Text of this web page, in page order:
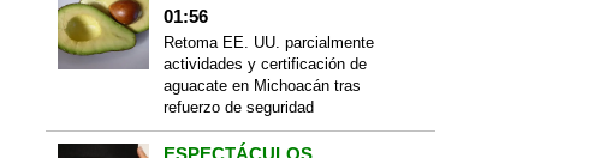
01:56
Retoma EE. UU. parcialmente
actividades y certificación de
aguacate en Michoacán tras
refuerzo de seguridad
ESPECTÁCULOS